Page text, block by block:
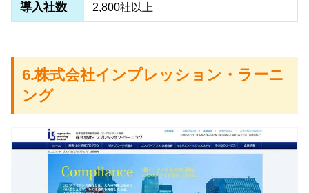
導入社数 2,800社以上
6.株式会社インプレッション・ラーニ
ング